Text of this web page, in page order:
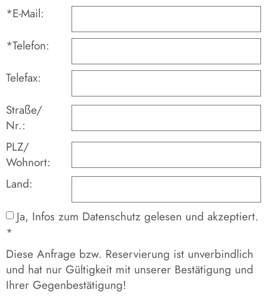
*E-Mail:
*Telefon:
Telefax:
Straße/
Nr.:
PLZ/
Wohnort:
Land:
Ja, Infos zum Datenschutz gelesen und akzeptiert.
*
Diese Anfrage bzw. Reservierung ist unverbindlich
und hat nur Gültigkeit mit unserer Bestätigung und
Ihrer Gegenbestätigung!